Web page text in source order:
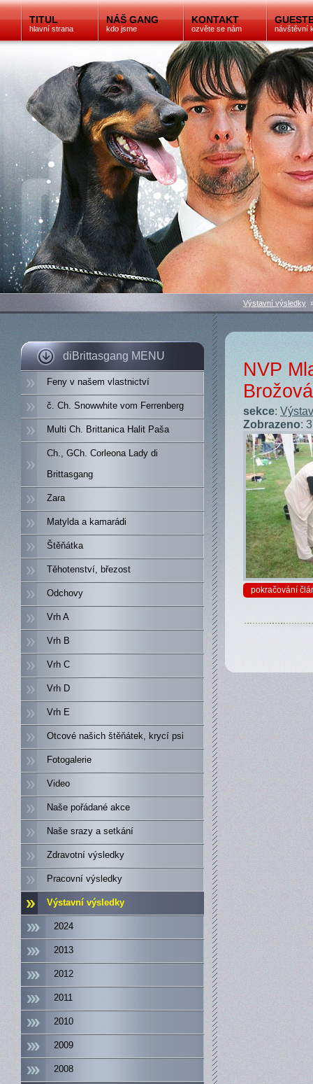
TITUL
hlavní strana
NÁŠ GANG
kdo jsme
KONTAKT
ozvěte se nám návštěvní
diBrittasgang MENU
Feny v našem vlastnictví
č. Ch. Snowwhite vom Ferrenberg
Multi Ch. Brittanica Halit Paša
Ch., GCh. Corleona Lady di
Brittasgang
Zara
Matylda a kamarádi
Štěňátka
Těhotenství, březost
Odchovy
Vrh A
Vrh B
Vrh C
Vrh D
Vrh E
Otcové našich štěňátek, krycí psi
Fotogalerie
Video
Naše pořádané akce
Naše srazy a setkání
Zdravotní výsledky
Pracovní výsledky
Výstavní výsledky
2024
2013
2012
2011
2010
2009
2008
Výstavní výsledky
NVP
Brožová
sekce:
Zobrazeno:
pokračování